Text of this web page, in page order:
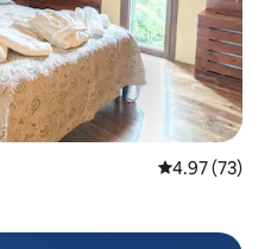
5 पैकी 4.97
4.97 (73)